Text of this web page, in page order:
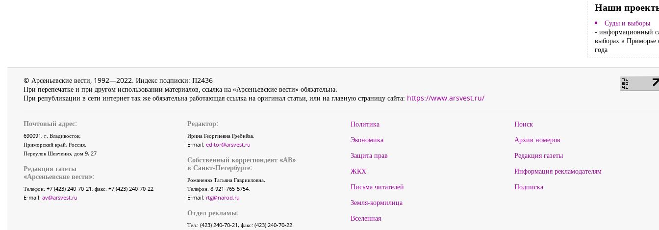
Наши
Суды и выборы
- информационный
выборах в Приморье
года
© Арсеньевские вести, 1992—2022. Индекс подписки: П2436
При перепечатке и при другом использовании материалов, ссылка на «Арсеньевские вести» обязательна.
При републикации в сети интернет так же обязательна работающая ссылка на оригинал статьи, или на главную страницу сайта: https://www.arsvest.ru/
Почтовый адрес:
690091, г. Владивосток,
Приморский край, Россия.
Переулок Шевченко, дом 9, 27
Редакция газеты
«Арсеньевские вести»:
Телефон: +7 (423) 240-70-21, факс: +7 (423) 240-70-22
E-mail: av@arsvest.ru
Редактор:
Ирина Георгиевна Гребнёва,
E-mail: editor@arsvest.ru
Собственный корреспондент «АВ»
в Санкт-Петербурге:
Романенко Татьяна Гаврииловна,
Телефон: 8-921-765-5754,
E-mail: rtg@narod.ru
Отдел рекламы:
Тел.: (423) 240-70-21, факс: (423) 240-70-22
Политика
Экономика
Защита прав
ЖКХ
Письма читателей
Земля-кормилица
Вселенная
Поиск
Архив номеров
Редакция газеты
Информация рекламодателям
Подписка